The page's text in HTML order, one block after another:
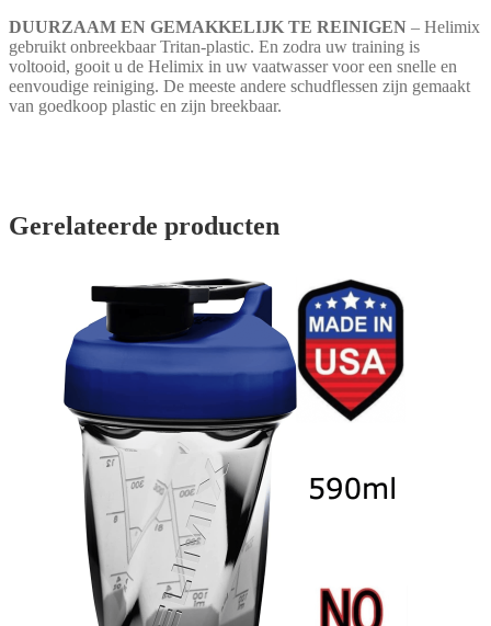
DUURZAAM EN GEMAKKELIJK TE REINIGEN – Helimix
gebruikt onbreekbaar Tritan-plastic. En zodra uw training is
voltooid, gooit u de Helimix in uw vaatwasser voor een snelle en
eenvoudige reiniging. De meeste andere schudflessen zijn gemaakt
van goedkoop plastic en zijn breekbaar.
Gerelateerde producten